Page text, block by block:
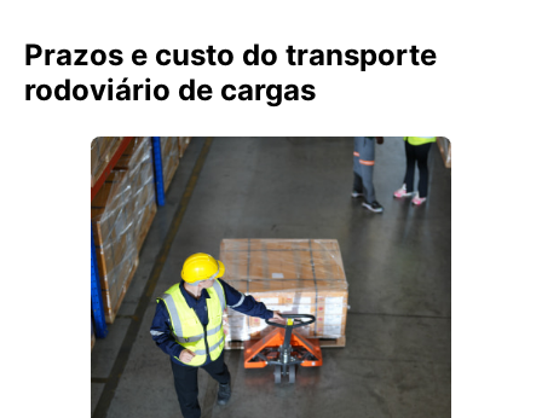
Prazos e custo do transporte
rodoviário de cargas